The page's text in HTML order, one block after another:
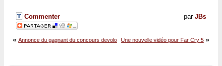
par JBs
Commenter
Une nouvelle vidéo pour Far Cry 5 »
« Annonce du gagnant du concours devolo